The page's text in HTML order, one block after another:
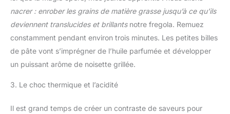
nacrer : enrober les grains de matière grasse jusqu’à ce qu’ils
deviennent translucides et brillantsnotre fregola. Remuez
constamment pendant environ trois minutes. Les petites billes
de pâte vont s’imprégner de l’huile parfumée et développer
un puissant arôme de noisette grillée.
3. Le choc thermique et l’acidité
Il est grand temps de créer un contraste de saveurs pour